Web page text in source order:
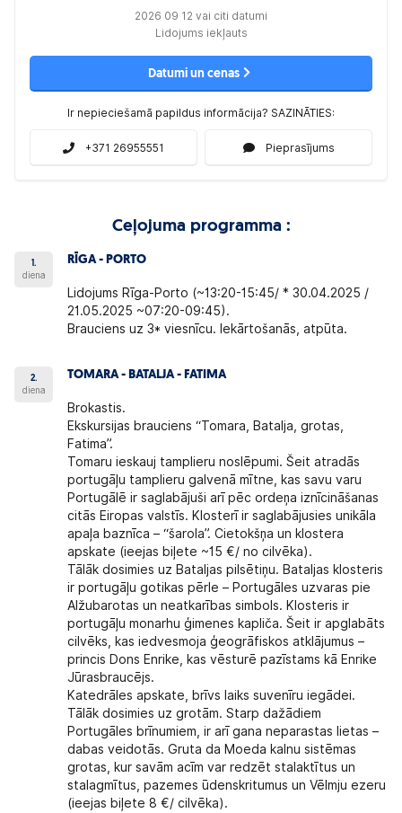
2026 09 12 vai citi datumi
Lidojums iekļauts
Datumi un cenas
Ir nepieciešamā papildus informācija? SAZINĀTIES:
+371 26955551 Pieprasījums
Ceļojuma programma :
1.
diena
RĪGA - PORTO
Lidojums Rīga-Porto (~13:20-15:45/ * 30.04.2025 /
21.05.2025 ~07:20-09:45).
Brauciens uz 3* viesnīcu. Iekārtošanās, atpūta.
2.
diena
TOMARA - BATALJA - FATIMA
Brokastis.
Ekskursijas brauciens “Tomara, Batalja, grotas,
Fatima”.
Tomaru ieskauj tamplieru noslēpumi. Šeit atradās
portugāļu tamplieru galvenā mītne, kas savu varu
Portugālē ir saglabājuši arī pēc ordeņa iznīcināšanas
citās Eiropas valstīs. Klosterī ir saglabājusies unikāla
apaļa baznīca – “šarola”. Cietokšņa un klostera
apskate (ieejas biļete ~15 €/ no cilvēka).
Tālāk dosimies uz Bataljas pilsētiņu. Bataljas klosteris
ir portugāļu gotikas pērle – Portugāles uzvaras pie
Alžubarotas un neatkarības simbols. Klosteris ir
portugāļu monarhu ģimenes kapliča. Šeit ir apglabāts
cilvēks, kas iedvesmoja ģeogrāfiskos atklājumus –
princis Dons Enrike, kas vēsturē pazīstams kā Enrike
Jūrasbraucējs.
Katedrāles apskate, brīvs laiks suvenīru iegādei.
Tālāk dosimies uz grotām. Starp dažādiem
Portugāles brīnumiem, ir arī gana neparastas lietas –
dabas veidotās. Gruta da Moeda kalnu sistēmas
grotas, kur savām acīm var redzēt stalaktītus un
stalagmītus, pazemes ūdenskritumus un Vēlmju ezeru
(ieejas biļete 8 €/ cilvēka).